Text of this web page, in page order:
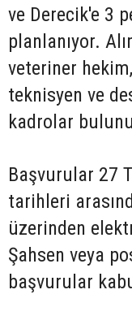
ve Derecik'e 3
planlanıyor.
veteriner
teknisyen ve
kadrolar
Başvurular 27
tarihleri
üzerinden
Şahsen veya
başvurular